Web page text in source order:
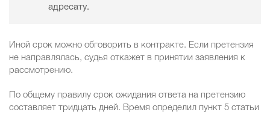
адресату.
Иной срок можно обговорить в контракте. Если претензия
не направлялась, судья откажет в принятии заявления к
рассмотрению.
По общему правилу срок ожидания ответа на претензию
составляет тридцать дней. Время определил пункт 5 статьи